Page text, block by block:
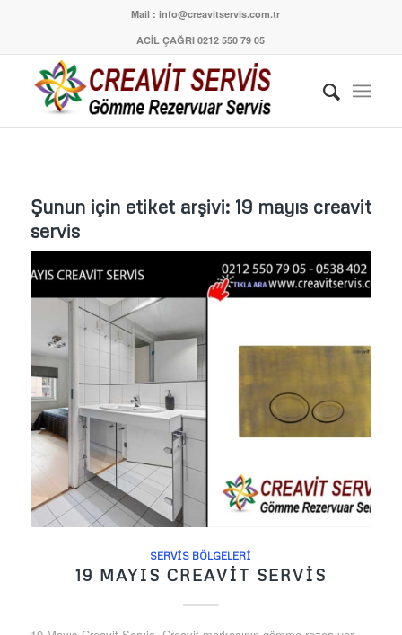
Mail : info@creavitservis.com.tr
ACİL ÇAĞRI 0212 550 79 05
Şunun için etiket arşivi: 19 mayıs creavit
servis
SERVIS BÖLGELERI
19 MAYIS CREAVIT SERVIS